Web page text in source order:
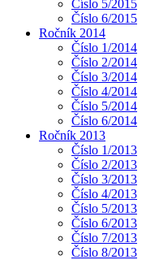
Číslo 5/2015
Číslo 6/2015
Ročník 2014
Číslo 1/2014
Číslo 2/2014
Číslo 3/2014
Číslo 4/2014
Číslo 5/2014
Číslo 6/2014
Ročník 2013
Číslo 1/2013
Číslo 2/2013
Číslo 3/2013
Číslo 4/2013
Číslo 5/2013
Číslo 6/2013
Číslo 7/2013
Číslo 8/2013